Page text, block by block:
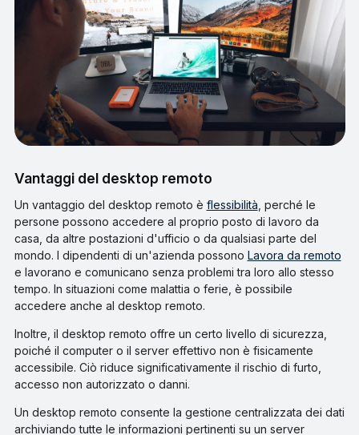
Vantaggi del desktop remoto
Un vantaggio del desktop remoto è flessibilità , perché le
persone possono accedere al proprio posto di lavoro da
casa, da altre postazioni d'ufficio o da qualsiasi parte del
mondo. I dipendenti di un'azienda possono Lavora da remoto
e lavorano e comunicano senza problemi tra loro allo stesso
tempo. In situazioni come malattia o ferie, è possibile
accedere anche al desktop remoto.
Inoltre, il desktop remoto offre un certo livello di sicurezza,
poiché il computer o il server effettivo non è fisicamente
accessibile. Ciò riduce significativamente il rischio di furto,
accesso non autorizzato o danni.
Un desktop remoto consente la gestione centralizzata dei dati
archiviando tutte le informazioni pertinenti su un server